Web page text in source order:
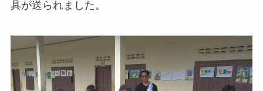
具が送られました。